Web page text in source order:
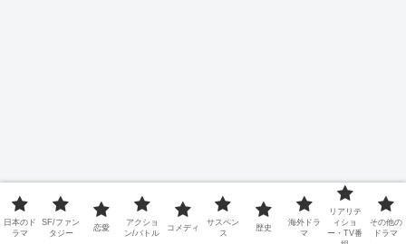
日本のド
ラマ
SF/ファン
タジー
恋愛
アクショ
ン/バトル
コメディ
サスペン
ス
歴史
海外ドラ
マ
リアリテ
ィショ
ー・TV番
その他の
ドラマ